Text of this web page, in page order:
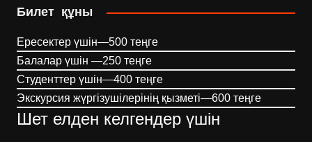
Билет құны
Ересектер үшін—500 теңге
Балалар үшін —250 теңге
Студенттер үшін—400 теңге
Экскурсия жүргізушілерінің қызметі—600 теңге
Шет елден келгендер үшін